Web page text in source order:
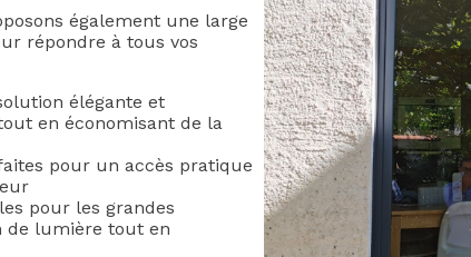
également une large
répondre à tous vos
élégante et
en économisant de la
pour un accès pratique
pour les grandes
lumière tout en